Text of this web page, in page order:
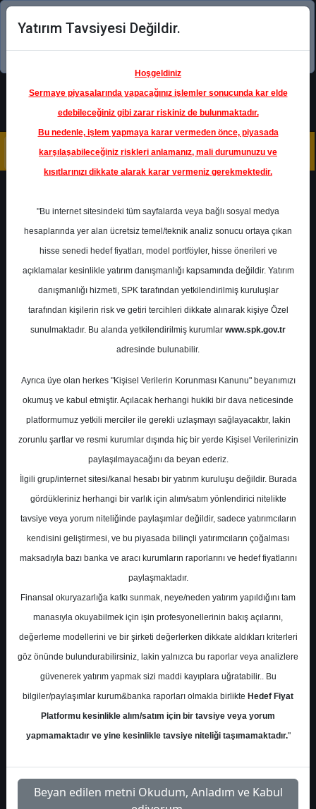
Şimdi uygulamayı indirin!
ASELS- ASELSAN ELEKTRONİK
SANAYİ VE TİCARET A.Ş.
Hedef Fiyat 130.20 ₺
Getiri
%0.00
0 0
En Yüksek Tahmin
Ortalama Fiyat Tahmini 460,58 ₺
Ortalama Getiri Potansiyeli %29.01
Kurum Sayısı
17
6 7
Paralel
Get.
3
Üstü Get.
1
Çarşamba, 12 Mart 2025
Yatırım Tavsiyesi Değildir.
Hoşgeldiniz
Sermaye piyasalarında yapacağınız işlemler sonucunda kar elde
edebileceğiniz gibi zarar riskiniz de bulunmaktadır.
Bu nedenle, işlem yapmaya karar vermeden önce, piyasada
karşılaşabileceğiniz riskleri anlamanız, mali durumunuzu ve
kısıtlarınızı dikkate alarak karar vermeniz gerekmektedir.
"Bu internet sitesindeki tüm sayfalarda veya bağlı sosyal medya
hesaplarında yer alan ücretsiz temel/teknik analiz sonucu ortaya çıkan
hisse senedi hedef fiyatları, model portföyler, hisse önerileri ve
açıklamalar kesinlikle yatırım danışmanlığı kapsamında değildir. Yatırım
danışmanlığı hizmeti, SPK tarafından yetkilendirilmiş kuruluşlar
tarafından kişilerin risk ve getiri tercihleri dikkate alınarak kişiye Özel
sunulmaktadır. Bu alanda yetkilendirilmiş kurumlar www.spk.gov.tr
adresinde bulunabilir.
Ayrıca üye olan herkes "Kişisel Verilerin Korunması Kanunu" beyanımızı
okumuş ve kabul etmiştir. Açılacak herhangi hukiki bir dava neticesinde
platformumuz yetkili merciler ile gerekli uzlaşmayı sağlayacaktır, lakin
zorunlu şartlar ve resmi kurumlar dışında hiç bir yerde Kişisel Verilerinizin
paylaşılmayacağını da beyan ederiz.
İlgili grup/internet sitesi/kanal hesabı bir yatırım kuruluşu değildir. Burada
gördükleriniz herhangi bir varlık için alım/satım yönlendirici nitelikte
tavsiye veya yorum niteliğinde paylaşımlar değildir, sadece yatırımcıların
kendisini geliştirmesi, ve bu piyasada bilinçli yatırımcıların çoğalması
maksadıyla bazı banka ve aracı kurumların raporlarını ve hedef fiyatlarını
paylaşmaktadır.
Finansal okuryazarlığa katkı sunmak, neye/neden yatırım yapıldığını tam
manasıyla okuyabilmek için işin profesyonellerinin bakış açılarını,
değerleme modellerini ve bir şirketi değerlerken dikkate aldıkları kriterleri
göz önünde bulundurabilirsiniz, lakin yalnızca bu raporlar veya analizlere
güvenerek yatırım yapmak sizi maddi kayıplara uğratabilir.. Bu
bilgiler/paylaşımlar kurum&banka raporları olmakla birlikte Hedef Fiyat
Platformu kesinlikle alım/satım için bir tavsiye veya yorum
yapmamaktadır ve yine kesinlikle tavsiye niteliği taşımamaktadır."
Beyan edilen metni Okudum, Anladım ve Kabul